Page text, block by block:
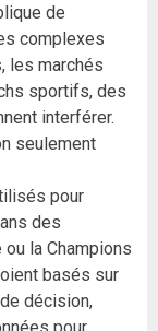
de
complexes
les marchés
sportifs, des
interférer.
seulement
pour
des
la Champions
basés sur
décision,